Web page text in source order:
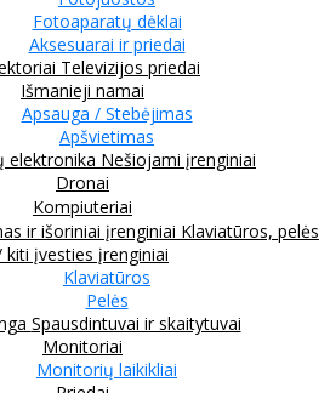
Fotoaparatų dėklai
Aksesuarai ir priedai
Televizijos priedai
Išmanieji namai
Apsauga / Stebėjimas
Apšvietimas
elektronika Nešiojami įrenginiai
Dronai
Kompiuteriai
ir išoriniai įrenginiai Klaviatūros, pelės
kiti įvesties įrenginiai
Klaviatūros
Pelės
Spausdintuvai ir skaitytuvai
Monitoriai
Monitorių laikikliai